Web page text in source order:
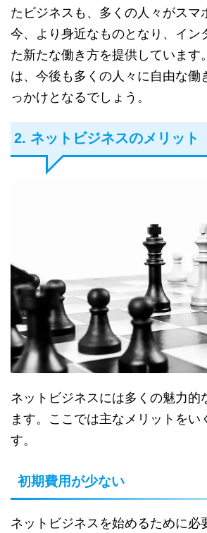
たビジネスも、多くの人々がスマ
今、より身近なものとなり、イン
た新たな働き方を提供しています
は、今後も多くの人々に自由な働
っかけとなるでしょう。
2. ネットビジネスのメリット
ネットビジネスには多くの魅力的
ます。ここでは主なメリットをい
す。
初期費用が少ない
ネットビジネスを始めるために必